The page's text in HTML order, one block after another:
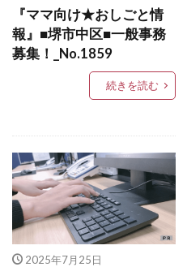
『ママ向け★おしごと情
報』■堺市中区■一般事務
募集！_No.1859
続きを読む
2025年7月25日